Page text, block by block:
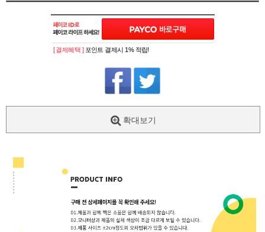
[ 결제혜택 ] 포인트 결제시 1% 적립!
확대보기